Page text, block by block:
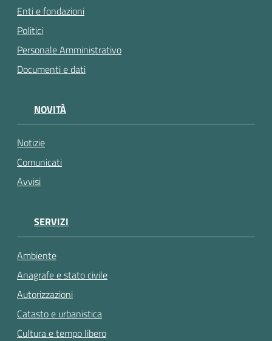
Enti e fondazioni
Politici
Personale Amministrativo
Documenti e dati
NOVITÀ
Notizie
Comunicati
Avvisi
SERVIZI
Ambiente
Anagrafe e stato civile
Autorizzazioni
Catasto e urbanistica
Cultura e tempo libero